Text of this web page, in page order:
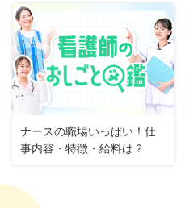
ナースの職場いっぱい！仕
事内容・特徴・給料は？